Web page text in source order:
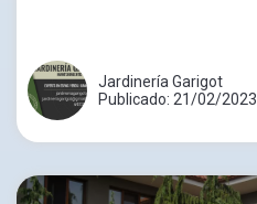
Jardinería Garigot
Publicado: 21/02/2023